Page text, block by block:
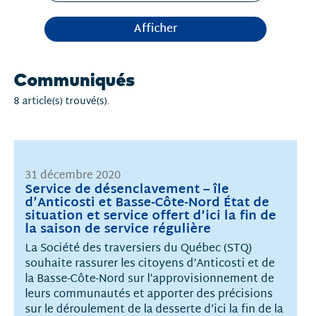
Afficher
Communiqués
8 article(s) trouvé(s).
Service de désenclavement – île
d’Anticosti et Basse-Côte-Nord État de
situation et service offert d’ici la fin de
la saison de service régulière
31 décembre 2020
La Société des traversiers du Québec (STQ)
souhaite rassurer les citoyens d’Anticosti et de
la Basse-Côte-Nord sur l’approvisionnement de
leurs communautés et apporter des précisions
sur le déroulement de la desserte d’ici la fin de la